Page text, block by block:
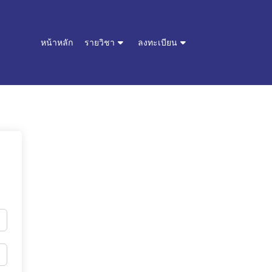
หน้าหลัก รายวิชา ลงทะเบียน